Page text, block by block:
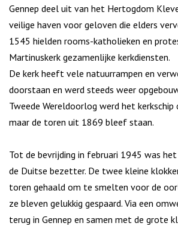
Gennep deel uit van het Hertogdom
veilige haven voor geloven die elders
1545 hielden rooms-katholieken en
Martinuskerk gezamenlijke kerkdiensten.
De kerk heeft vele natuurrampen en
doorstaan en werd steeds weer
Tweede Wereldoorlog werd het
maar de toren uit 1869 bleef staan.
Tot de bevrijding in februari 1945 was
de Duitse bezetter. De twee kleine
toren gehaald om te smelten voor de
ze bleven gelukkig gespaard. Via een
terug in Gennep en samen met de grote